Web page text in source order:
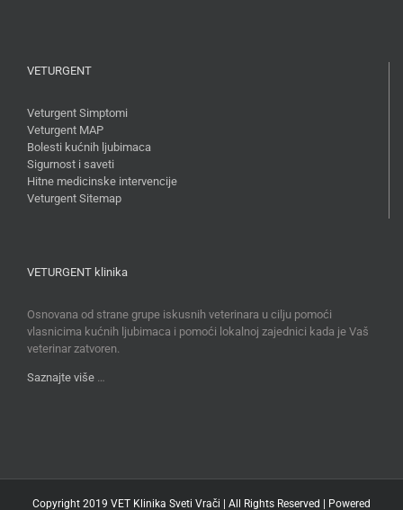
VETURGENT
Veturgent Simptomi
Veturgent MAP
Bolesti kućnih ljubimaca
Sigurnost i saveti
Hitne medicinske intervencije
Veturgent Sitemap
VETURGENT klinika
Osnovana od strane grupe iskusnih veterinara u cilju pomoći
vlasnicima kućnih ljubimaca i pomoći lokalnoj zajednici kada je Vaš
veterinar zatvoren.
Saznajte više …
Copyright 2019 VET Klinika Sveti Vrači | All Rights Reserved | Powered